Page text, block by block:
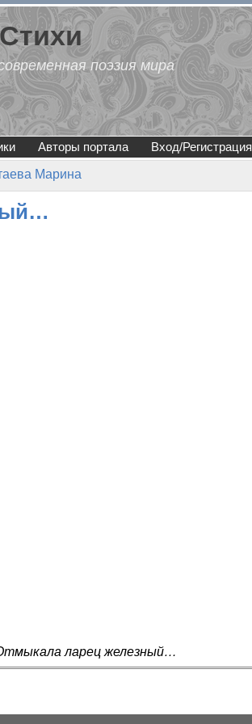
поэзия мира
Авторы портала Вход/Регистрация
Марина
ларец железный…